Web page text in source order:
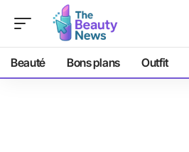
Beauté Bons plans Outfit